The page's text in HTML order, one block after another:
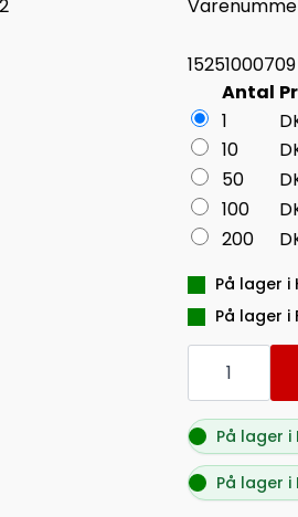
15251000709
Antal
1
10
50
100
200
På lager i
På lager i
BREVORDNER
QLINE
RØD
50MM
antalPå lager i
På lager i